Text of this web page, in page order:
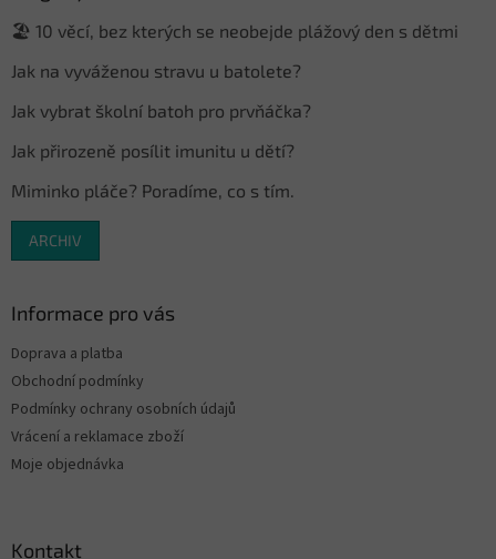
🏖️ 10 věcí, bez kterých se neobejde plážový den s dětmi
Jak na vyváženou stravu u batolete?
Jak vybrat školní batoh pro prvňáčka?
Jak přirozeně posílit imunitu u dětí?
Miminko pláče? Poradíme, co s tím.
ARCHIV
Informace pro vás
Doprava a platba
Obchodní podmínky
Podmínky ochrany osobních údajů
Vrácení a reklamace zboží
Moje objednávka
Kontakt